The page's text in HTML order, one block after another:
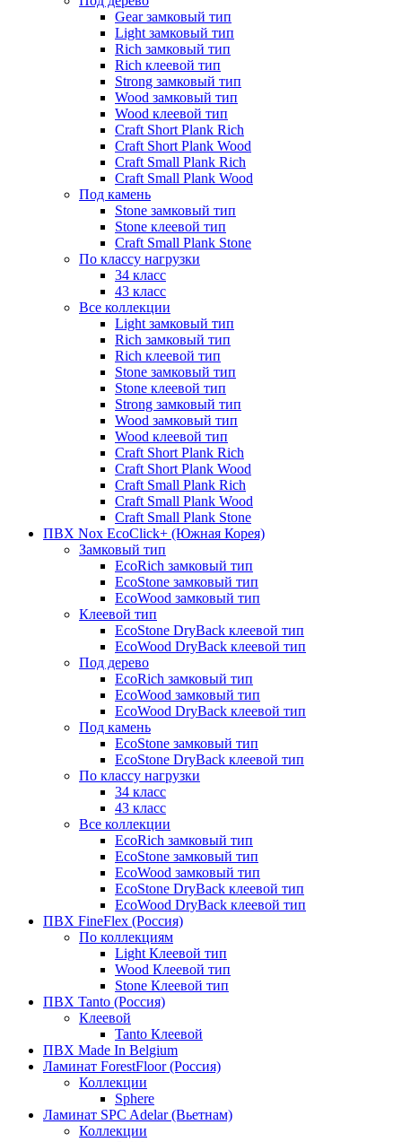
Gear замковый тип
Light замковый тип
Rich замковый тип
Rich клеевой тип
Strong замковый тип
Wood замковый тип
Wood клеевой тип
Craft Short Plank Rich
Craft Short Plank Wood
Craft Small Plank Rich
Craft Small Plank Wood
Под камень
Stone замковый тип
Stone клеевой тип
Craft Small Plank Stone
По классу нагрузки
34 класс
43 класс
Все коллекции
Light замковый тип
Rich замковый тип
Rich клеевой тип
Stone замковый тип
Stone клеевой тип
Strong замковый тип
Wood замковый тип
Wood клеевой тип
Craft Short Plank Rich
Craft Short Plank Wood
Craft Small Plank Rich
Craft Small Plank Wood
Craft Small Plank Stone
ПВХ Nox EcoClick+ (Южная Корея)
Замковый тип
EcoRich замковый тип
EcoStone замковый тип
EcoWood замковый тип
Клеевой тип
EcoStone DryBack клеевой тип
EcoWood DryBack клеевой тип
Под дерево
EcoRich замковый тип
EcoWood замковый тип
EcoWood DryBack клеевой тип
Под камень
EcoStone замковый тип
EcoStone DryBack клеевой тип
По классу нагрузки
34 класс
43 класс
Все коллекции
EcoRich замковый тип
EcoStone замковый тип
EcoWood замковый тип
EcoStone DryBack клеевой тип
EcoWood DryBack клеевой тип
ПВХ FineFlex (Россия)
По коллекциям
Light Клеевой тип
Wood Клеевой тип
Stone Клеевой тип
ПВХ Tanto (Россия)
Клеевой
Tanto Клеевой
ПВХ Made In Belgium
Ламинат ForestFloor (Россия)
Коллекции
Sphere
Ламинат SPC Adelar (Вьетнам)
Коллекции